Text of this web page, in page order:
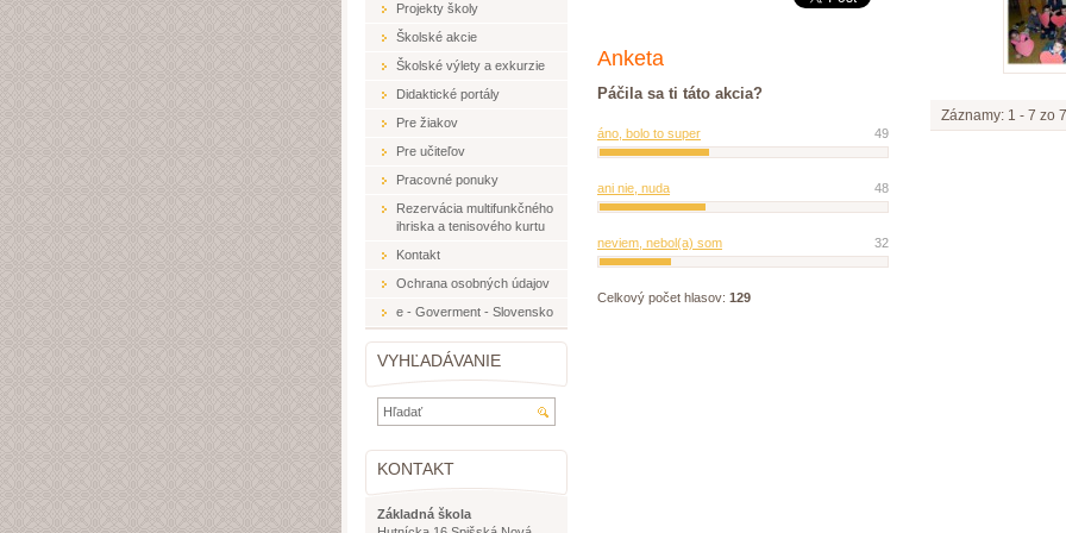
Anketa
Páčila sa ti táto akcia?
áno, bolo to super 49
ani nie, nuda 48
neviem, nebol(a) som 32
Celkový počet hlasov: 129
Záznamy: 1 - 7 zo 7
Projekty školy
Školské akcie
Školské výlety a exkurzie
Didaktické portály
Pre žiakov
Pre učiteľov
Pracovné ponuky
Rezervácia multifunkčného
ihriska a tenisového kurtu
Kontakt
Ochrana osobných údajov
e - Goverment - Slovensko
VYHĽADÁVANIE
KONTAKT
Základná škola